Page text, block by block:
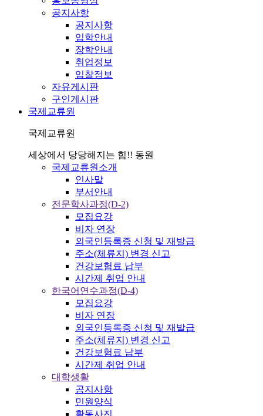
공지사항
공지사항
입학안내
장학안내
취업정보
입찰정보
자유게시판
구인게시판
국제교류원
국제교류원
세상에서 당당해지는 힘!! 동원
국제교류원소개
인사말
부서안내
전문학사과정(D-2)
모집요강
비자 연장
외국인등록증 신청 및 재발급
주소(체류지) 변경 신고
건강보험료 납부
시간제 취업 안내
한국어연수과정(D-4)
모집요강
비자 연장
외국인등록증 신청 및 재발급
주소(체류지) 변경 신고
건강보험료 납부
시간제 취업 안내
대학생활
공지사항
민원양식